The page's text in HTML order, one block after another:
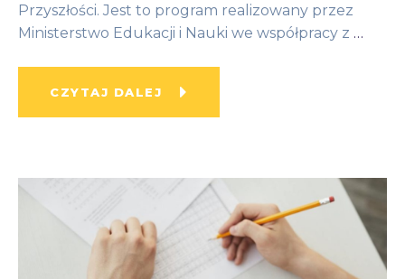
Przyszłości. Jest to program realizowany przez
Ministerstwo Edukacji i Nauki we współpracy z …
CZYTAJ DALEJ